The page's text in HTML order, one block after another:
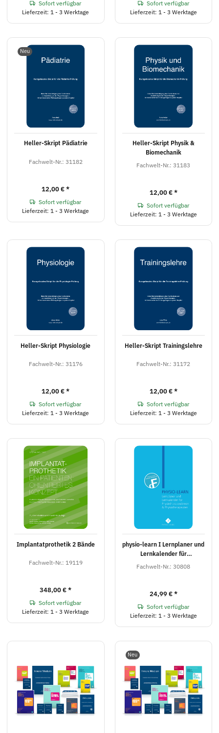
Sofort verfügbar
Lieferzeit: 1 - 3 Werktage
Sofort verfügbar
Lieferzeit: 1 - 3 Werktage
Neu
Heller-Skript Pädiatrie
Fachwelt-Nr.: 31182
12,00 €*
Sofort verfügbar
Lieferzeit: 1 - 3 Werktage
Heller-Skript Physik &
Biomechanik
Fachwelt-Nr.: 31183
12,00 €*
Sofort verfügbar
Lieferzeit: 1 - 3 Werktage
Heller-Skript Physiologie
Fachwelt-Nr.: 31176
12,00 €*
Sofort verfügbar
Lieferzeit: 1 - 3 Werktage
Heller-Skript Trainingslehre
Fachwelt-Nr.: 31172
12,00 €*
Sofort verfügbar
Lieferzeit: 1 - 3 Werktage
Implantatprothetik 2 Bände
Fachwelt-Nr.: 19119
348,00 €*
Sofort verfügbar
Lieferzeit: 1 - 3 Werktage
physio-learn I Lernplaner und
Lernkalender für
Physiotherapeutinnen &
Fachwelt-Nr.: 30808
24,99 €*
Sofort verfügbar
Lieferzeit: 1 - 3 Werktage
Neu